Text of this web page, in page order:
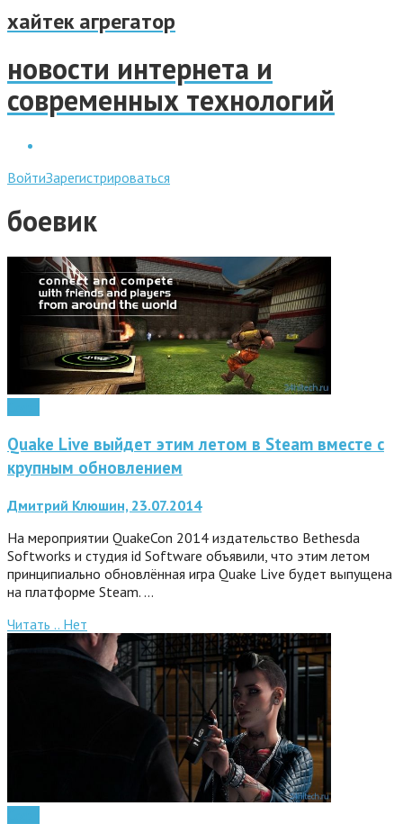
хайтек агрегатор
новости интернета и
современных технологий
ВойтиЗарегистрироваться
боевик
Quake Live выйдет этим летом в Steam вместе с
крупным обновлением
Дмитрий Клюшин, 23.07.2014
На мероприятии QuakeCon 2014 издательство Bethesda
Softworks и студия id Software объявили, что этим летом
принципиально обновлённая игра Quake Live будет выпущена
на платформе Steam. …
Читать .. Нет